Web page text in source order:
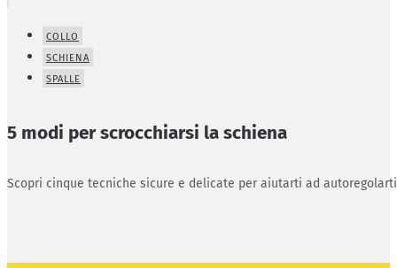
COLLO
SCHIENA
SPALLE
5 modi per scrocchiarsi la schiena
Scopri cinque tecniche sicure e delicate per aiutarti ad